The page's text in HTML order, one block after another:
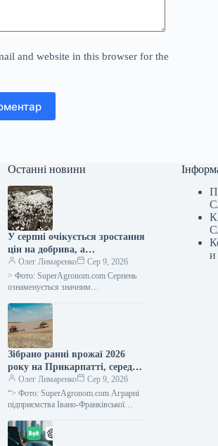
and website in this browser for the
Останні новини
У серпні очікується зростання
цін на добрива, а
постачальники тимчасово
припиняють надання
кредитних умов —
Олег Лимаренко
Сер 9, 2026
> Фото: SuperAgronom.com Серпень
ознаменується значним
доступності добрив для українських
сільгоспвиробників. На ринку
спостерігається
Зібрано ранні врожаї 2026
року на Прикарпатті, середня
врожайність зернових
становить 5,64 тонни з
гектара — SuperAgronom.com
Олег Лимаренко
Сер 9, 2026
“> Фото: SuperAgronom.com Аграрні
підприємства Івано-Франківської
зернових і зернобобових культур. За
наданими оперативними відомостями
и